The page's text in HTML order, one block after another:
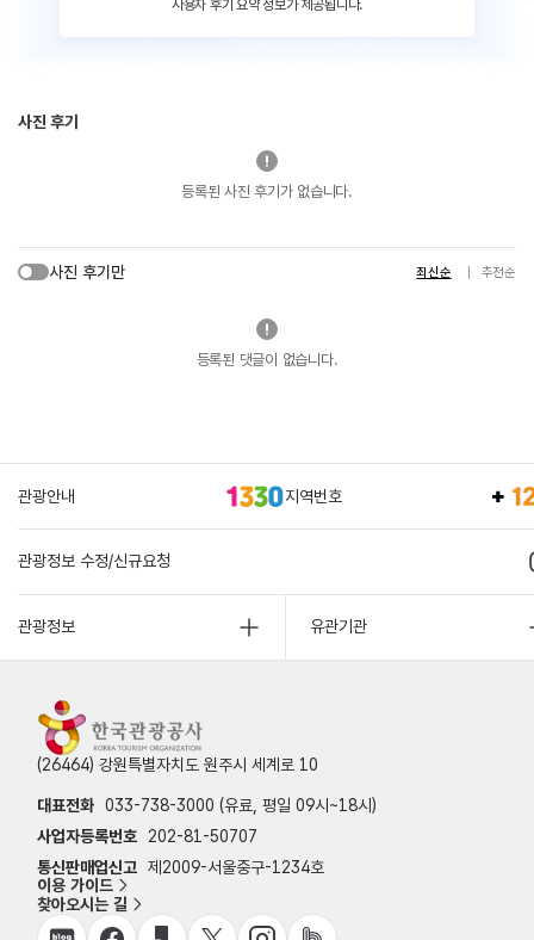
사용자 후기 요약 정보가 제공됩니다.
사진 후기
등록된 사진 후기가 없습니다.
사진 후기만 최신순 추천순
등록된 댓글이 없습니다.
관광안내 지역번호
관광정보 수정/신규요청
관광정보 유관기관
(26464) 강원특별자치도 원주시 세계로 10
대표전화 033-738-3000 (유료, 평일 09시~18시)
사업자등록번호
202-81-50707
통신판매업신고 제2009-서울중구-1234호
이용 가이드
찾아오시는 길